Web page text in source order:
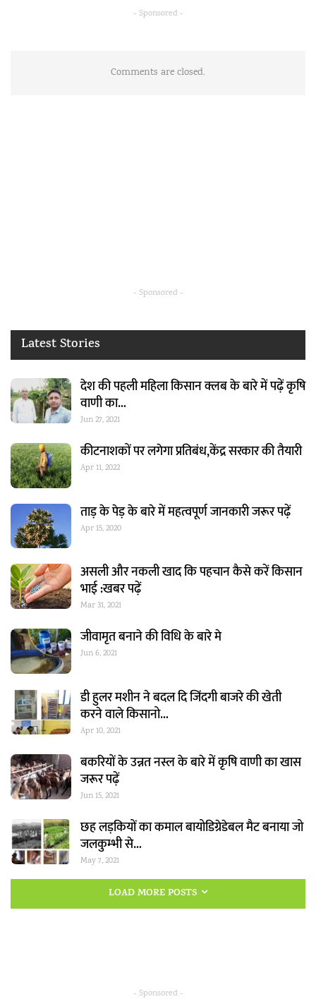
- Sponsored -
Comments are closed.
- Sponsored -
Latest Stories
देश की पहली महिला किसान क्लब के बारे में पढ़ें कृषि
वाणी का…
Jun 27, 2021
कीटनाशकों पर लगेगा प्रतिबंध,केंद्र सरकार की तैयारी
Apr 11, 2022
ताड़ के पेड़ के बारे में महत्वपूर्ण जानकारी जरूर पढ़ें
Apr 15, 2020
असली और नकली खाद कि पहचान कैसे करें किसान
भाई :खबर पढ़ें
Mar 31, 2021
जीवामृत बनाने की विधि के बारे मे
Jun 6, 2021
डी हुलर मशीन ने बदल दि जिंदगी बाजरे की खेती
करने वाले किसानो…
Apr 10, 2021
बकरियों के उन्नत नस्ल के बारे में कृषि वाणी का खास
जरूर पढ़ें
Jun 15, 2021
छह लड़कियों का कमाल बायोडिग्रेडेबल मैट बनाया जो
जलकुम्भी से…
May 7, 2021
LOAD MORE POSTS
- Sponsored -